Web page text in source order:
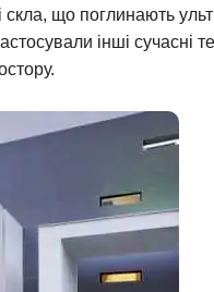
що поглинають
інші сучасні